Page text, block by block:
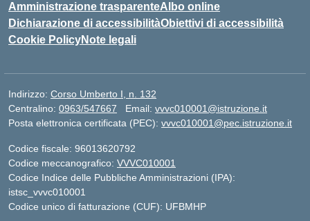
Amministrazione trasparenteAlbo online
Dichiarazione di accessibilitàObiettivi di accessibilità
Cookie PolicyNote legali
Indirizzo: Corso Umberto I, n. 132
Centralino: 0963/547667 Email: vvvc010001@istruzione.it
Posta elettronica certificata (PEC): vvvc010001@pec.istruzione.it
Codice fiscale: 96013620792
Codice meccanografico: VVVC010001
Codice Indice delle Pubbliche Amministrazioni (IPA):
istsc_vvvc010001
Codice unico di fatturazione (CUF): UFBMHP